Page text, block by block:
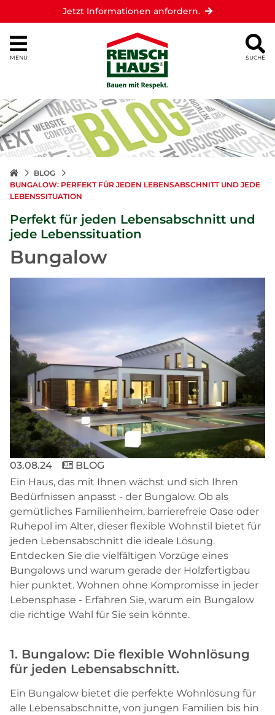
Jetzt Informationen anfordern.
MENU SUCHE
BLOG
BUNGALOW: PERFEKT FÜR JEDEN LEBENSABSCHNITT UND JEDE
LEBENSSITUATION
Perfekt für jeden Lebensabschnitt und
jede Lebenssituation
Bungalow
03.08.24
BLOG
Ein Haus, das mit Ihnen wächst und sich Ihren
Bedürfnissen anpasst - der Bungalow. Ob als
gemütliches Familienheim, barrierefreie Oase oder
Ruhepol im Alter, dieser flexible Wohnstil bietet für
jeden Lebensabschnitt die ideale Lösung.
Entdecken Sie die vielfältigen Vorzüge eines
Bungalows und warum gerade der Holzfertigbau
hier punktet. Wohnen ohne Kompromisse in jeder
Lebensphase - Erfahren Sie, warum ein Bungalow
die richtige Wahl für Sie sein könnte.
1. Bungalow: Die flexible Wohnlösung
für jeden Lebensabschnitt.
Ein Bungalow bietet die perfekte Wohnlösung für
alle Lebensabschnitte, von jungen Familien bis hin